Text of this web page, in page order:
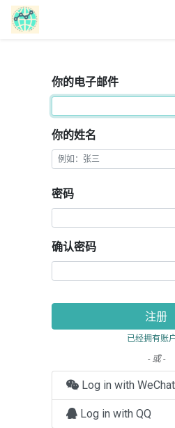
你的电子邮件
你的姓名
密码
确认密码
注册
已经拥有账
- 或 -
Log in with WeChat
Log in with QQ